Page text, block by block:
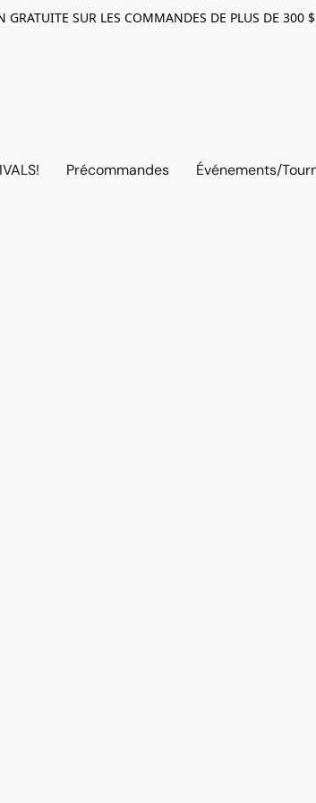
GRATUITE SUR LES COMMANDES DE PLUS DE
Précommandes Événements/